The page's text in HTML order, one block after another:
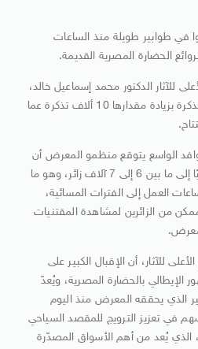
في طوابير طويلة منذ الساعات
الحضارة المصرية القديمة.
للآثار الدكتور محمد إسماعيل خالد،
أنه تم حتى الآن بيع 50 ألف تذكرة بزيادة مقدارها 10 ألاف تذكرة عما
الواسع يتوقع منظمو المعرض أن
يصل عدد زائري المعرض يوميًا إلى ما بين 6 إلى 7 آلاف زائر، وهو ما
العمل إلى الفترات المسائية،
من الزائرين لمشاهدة المقتنيات
للآثار، أن الإقبال الكبير على
بالحضارة المصرية، ويُعدّ
الذي يحققه المعرض منذ اليوم
في تعزيز الترويج للمقصد السياحي
الذي يُعد من أهم الأسواق المصدّرة